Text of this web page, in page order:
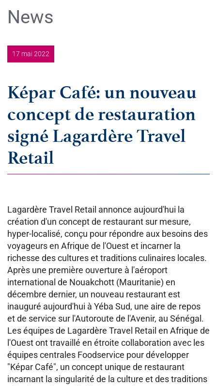
News
17 mai 2022
Képar Café: un nouveau
concept de restauration
signé Lagardère Travel
Retail
Lagardère Travel Retail annonce aujourd'hui la
création d'un concept de restaurant sur mesure,
hyper-localisé, conçu pour répondre aux besoins des
voyageurs en Afrique de l'Ouest et incarner la
richesse des cultures et traditions culinaires locales.
Après une première ouverture à l'aéroport
international de Nouakchott (Mauritanie) en
décembre dernier, un nouveau restaurant est
inauguré aujourd'hui à Yéba Sud, une aire de repos
et de service sur l'Autoroute de l'Avenir, au Sénégal.
Les équipes de Lagardère Travel Retail en Afrique de
l'Ouest ont travaillé en étroite collaboration avec les
équipes centrales Foodservice pour développer
"Képar Café", un concept unique de restaurant
incarnant la singularité de la culture et des traditions